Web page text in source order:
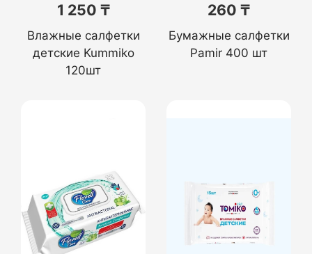
1 250 ₸
Влажные салфетки
детские Kummiko
120шт
260 ₸
Бумажные салфетки
Pamir 400 шт